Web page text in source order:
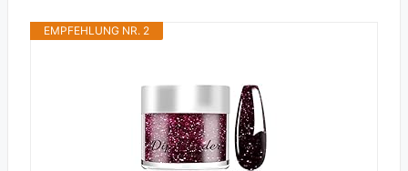
EMPFEHLUNG NR. 2